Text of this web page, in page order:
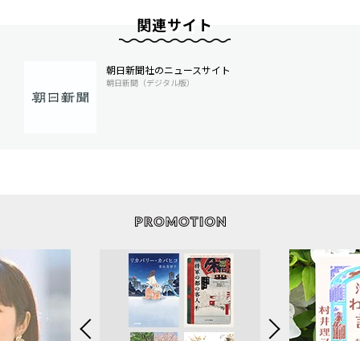
関連サイト
朝日新聞社のニュースサイト
朝日新聞（デジタル版）